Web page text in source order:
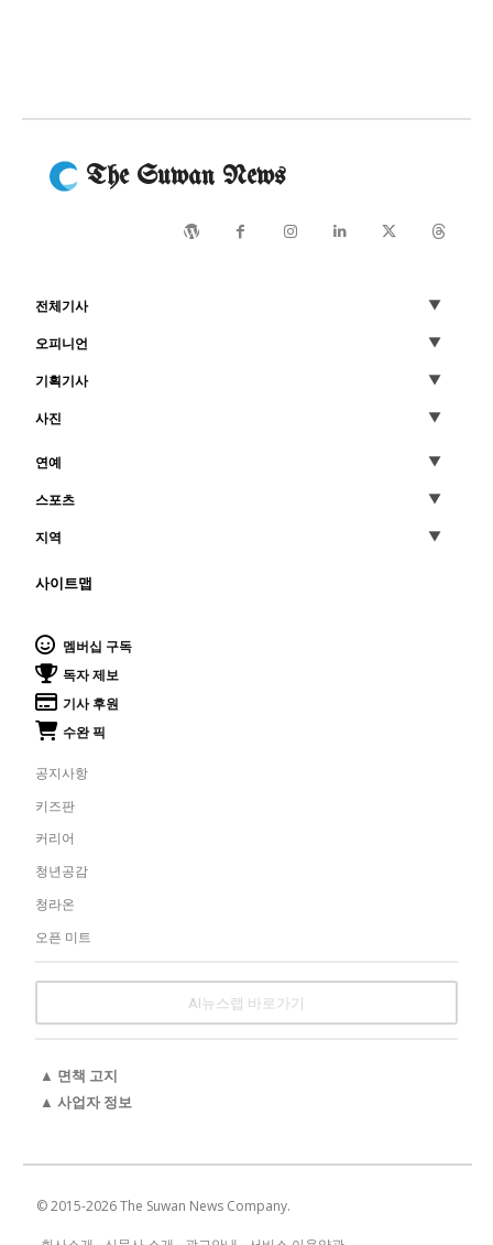
The Suwan News
전체기사
오피니언
기획기사
사진
연예
스포츠
지역
사이트맵
멤버십 구독
독자 제보
기사 후원
수완 픽
공지사항
키즈판
커리어
청년공감
청라온
오픈 미트
AI뉴스랩 바로가기
▲ 면책 고지
▲ 사업자 정보
© 2015-2026The Suwan News Company.